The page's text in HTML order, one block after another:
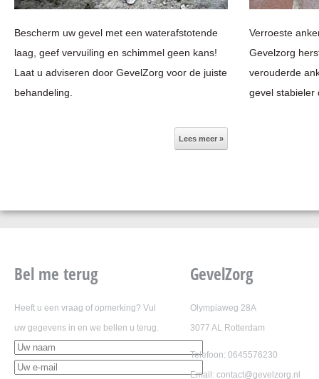
Bescherm uw gevel met een waterafstotende
laag, geef vervuiling en schimmel geen kans!
Laat u adviseren door GevelZorg voor de juiste
behandeling.
Lees meer »
Verroeste
Gevelzorg
verouderde
gevel stabieler
Bel me terug
Heeft u een vraag of opmerking? Vul
uw gegevens in en we bellen u terug.
GevelZorg
Olympiaweg 28A
3077 AL Rotterdam
Telefoon: 0645576230
Email: contact@gevelzorg.nl